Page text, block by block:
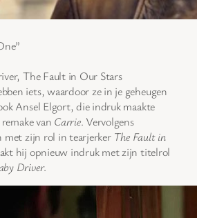
The Fault in Our Stars
iets, waardoor ze in je geheugen
Ansel Elgort, die indruk maakte
van Carrie. Vervolgens
met zijn rol in tearjerker The Fault in
hij opnieuw indruk met zijn titelrol
Driver.